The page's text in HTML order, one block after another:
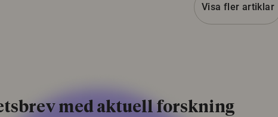
Visa fler artiklar
med aktuell forskning